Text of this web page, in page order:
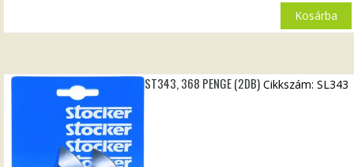
Kosárba
ST343, 368 PENGE (2DB) Cikkszám: SL343